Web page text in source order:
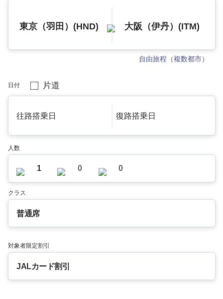
東京（羽田）(HND) 大阪（伊丹）(ITM)
自由旅程（複数都市）
日付 片道
往路搭乗日 復路搭乗日
人数
1 0 0
クラス
普通席
対象者限定割引
JALカード割引